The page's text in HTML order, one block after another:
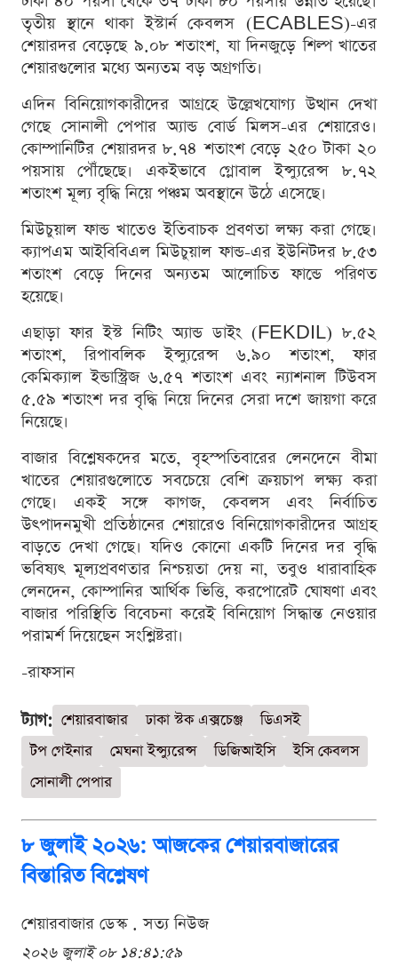
তৃতীয় স্থানে থাকা ইস্টার্ন কেবলস (ECABLES)-এর
শেয়ারদর বেড়েছে ৯.০৮ শতাংশ, যা দিনজুড়ে শিল্প খাতের
শেয়ারগুলোর মধ্যে অন্যতম বড় অগ্রগতি।
এদিন বিনিয়োগকারীদের আগ্রহে উল্লেখযোগ্য উত্থান দেখা
গেছে সোনালী পেপার অ্যান্ড বোর্ড মিলস-এর শেয়ারেও।
কোম্পানিটির শেয়ারদর ৮.৭৪ শতাংশ বেড়ে ২৫০ টাকা ২০
পয়সায় পৌঁছেছে। একইভাবে গ্লোবাল ইন্স্যুরেন্স ৮.৭২
শতাংশ মূল্য বৃদ্ধি নিয়ে পঞ্চম অবস্থানে উঠে এসেছে।
মিউচুয়াল ফান্ড খাতেও ইতিবাচক প্রবণতা লক্ষ্য করা গেছে।
ক্যাপএম আইবিবিএল মিউচুয়াল ফান্ড-এর ইউনিটদর ৮.৫৩
শতাংশ বেড়ে দিনের অন্যতম আলোচিত ফান্ডে পরিণত
হয়েছে।
এছাড়া ফার ইস্ট নিটিং অ্যান্ড ডাইং (FEKDIL) ৮.৫২
শতাংশ, রিপাবলিক ইন্স্যুরেন্স ৬.৯০ শতাংশ, ফার
কেমিক্যাল ইন্ডাস্ট্রিজ ৬.৫৭ শতাংশ এবং ন্যাশনাল টিউবস
৫.৫৯ শতাংশ দর বৃদ্ধি নিয়ে দিনের সেরা দশে জায়গা করে
নিয়েছে।
বাজার বিশ্লেষকদের মতে, বৃহস্পতিবারের লেনদেনে বীমা
খাতের শেয়ারগুলোতে সবচেয়ে বেশি ক্রয়চাপ লক্ষ্য করা
গেছে। একই সঙ্গে কাগজ, কেবলস এবং নির্বাচিত
উৎপাদনমুখী প্রতিষ্ঠানের শেয়ারেও বিনিয়োগকারীদের আগ্রহ
বাড়তে দেখা গেছে। যদিও কোনো একটি দিনের দর বৃদ্ধি
ভবিষ্যৎ মূল্যপ্রবণতার নিশ্চয়তা দেয় না, তবুও ধারাবাহিক
লেনদেন, কোম্পানির আর্থিক ভিত্তি, করপোরেট ঘোষণা এবং
বাজার পরিস্থিতি বিবেচনা করেই বিনিয়োগ সিদ্ধান্ত নেওয়ার
পরামর্শ দিয়েছেন সংশ্লিষ্টরা।
-রাফসান
ট্যাগ: শেয়ারবাজার ঢাকা স্টক এক্সচেঞ্জ
ডিএসই
টপ গেইনার
মেঘনা ইন্স্যুরেন্স ডিজিআইসি
ইসি কেবলস
সোনালী পেপার
৮ জুলাই ২০২৬: আজকের শেয়ারবাজারের
বিস্তারিত বিশ্লেষণ
শেয়ারবাজার ডেস্ক . সত্য নিউজ
২০২৬ জুলাই ০৮ ১৪:৪১:৫৯